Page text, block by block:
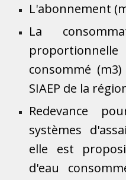
L'abonnement
La
consommé
SIAEP de la
Redevance
systèmes
elle est
d'eau